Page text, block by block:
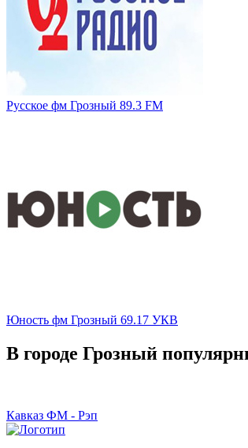
Русское фм Грозный 89.3 FM
Юность фм Грозный 69.17 УКВ
В городе Грозный
Кавказ ФМ - Рэп